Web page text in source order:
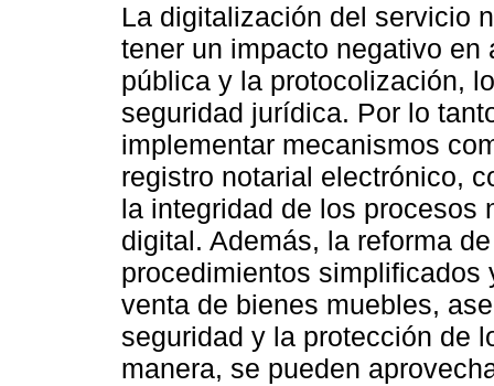
La digitalización del servicio
tener un impacto negativo
pública y la protocolización,
seguridad jurídica. Por lo
implementar mecanismos
registro notarial electrónico,
la integridad de los procesos
digital. Además, la reforma
procedimientos
venta de bienes muebles,
seguridad y la protección de
manera, se pueden